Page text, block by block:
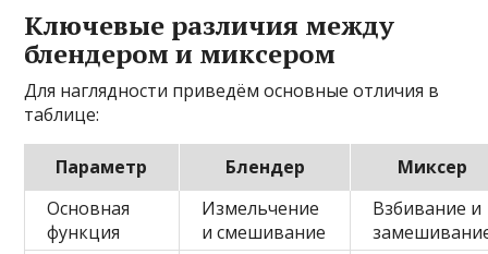
Ключевые различия между
блендером и миксером
Для наглядности приведём основные отличия в
таблице:
Параметр Блендер
Миксер
Основная
функция
Измельчение
и смешивание
Взбивание и